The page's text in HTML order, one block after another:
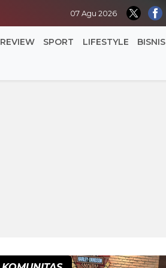
07 Agu 2026
REVIEW SPORT LIFESTYLE BISNIS